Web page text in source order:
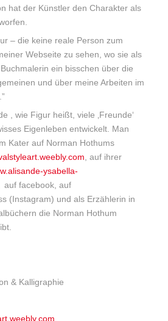
hat der Künstler den Charakter als
– die keine reale Person zum
Webseite zu sehen, wo sie als
ein bisschen über die
und über meine Arbeiten im
, wie Figur heißt, viele ‚Freunde‘
Eigenleben entwickelt. Man
Kater auf Norman Hothums
, auf ihrer
ysabella-
, auf facebook, auf
(Instagram) und als Erzählerin in
die Norman Hothum
& Kalligraphie